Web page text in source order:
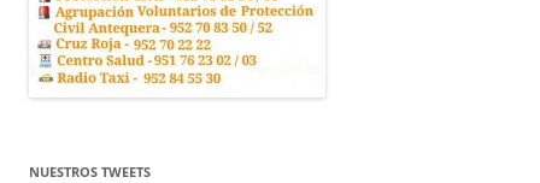
NUESTROS TWEETS